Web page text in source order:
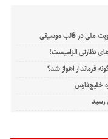
ملی در قالب موسیقی
نظارتی الزامیست!
فرماندار اهواز شد؟
خلیج‌فارس